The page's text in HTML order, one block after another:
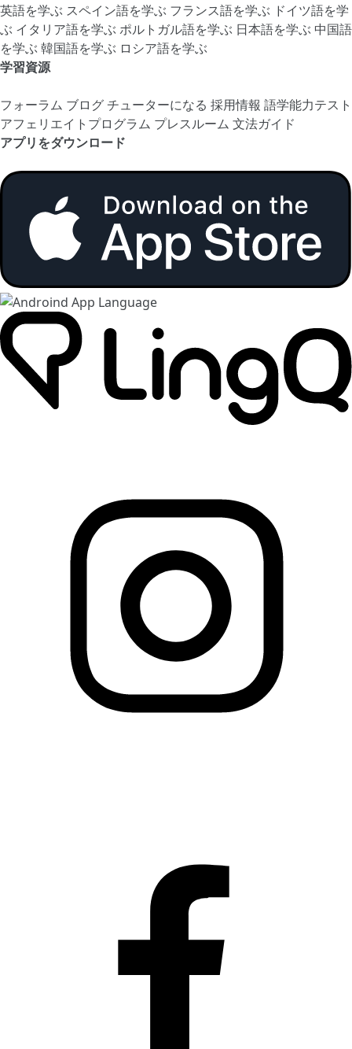
英語を学ぶ スペイン語を学ぶ フランス語を学ぶ ドイツ語を学
ぶ イタリア語を学ぶ ポルトガル語を学ぶ 日本語を学ぶ 中国語
を学ぶ 韓国語を学ぶ ロシア語を学ぶ
学習資源
フォーラム ブログチューターになる 採用情報 語学能力テスト
アフェリエイトプログラム プレスルーム 文法ガイド
アプリをダウンロード